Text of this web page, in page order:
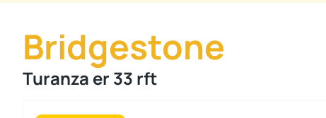
Bridgestone
Turanza er 33 rft